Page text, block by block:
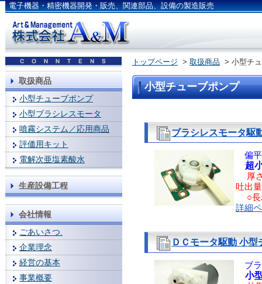
電子機器・精密機器開発・販売、関連部品、設備の製造販売
取扱商品
小型チューブポンプ
小型ブラシレスモータ
噴霧システム／応用商品
評価用キット
電解次亜塩素酸水
生産設備工程
会社情報
ごあいさつ.
企業理念
経営の基本
事業概要
トップページ > 取扱商品 > 小型チ
小型チューブポンプ
ブラシレスモータ駆
偏
超
厚さ
吐出
○長
詳細
ＤＣモータ駆動 小型
ブ
小